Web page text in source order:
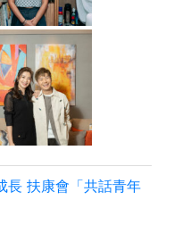
長 扶康會「共話青年